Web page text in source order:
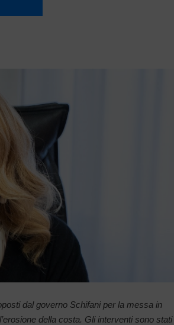
dal governo Schifani per la messa in
della costa. Gli interventi sono stati